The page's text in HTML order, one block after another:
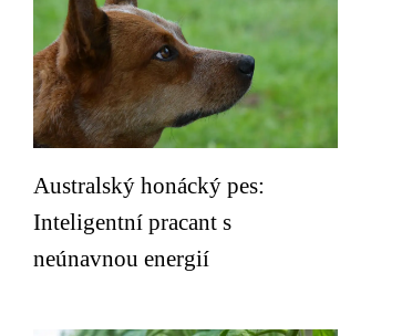
Australský honácký pes:
Inteligentní pracant s
neúnavnou energií